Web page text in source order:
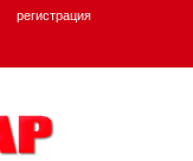
регистрация